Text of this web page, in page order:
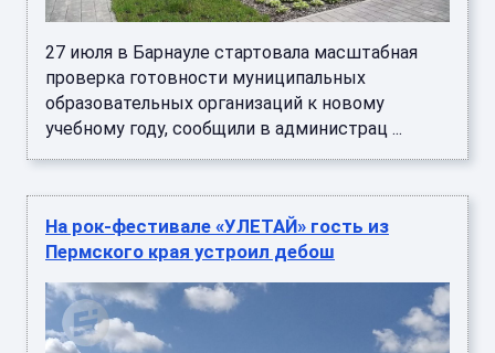
27 июля в Барнауле стартовала масштабная
проверка готовности муниципальных
образовательных организаций к новому
учебному году, сообщили в администрац ...
На рок-фестивале «УЛЕТАЙ» гость из
Пермского края устроил дебош